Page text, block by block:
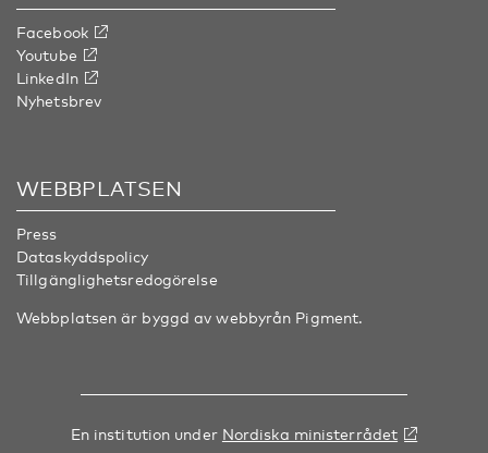
Facebook
Youtube
LinkedIn
Nyhetsbrev
WEBBPLATSEN
Press
Dataskyddspolicy
Tillgänglighetsredogörelse
Webbplatsen är byggd av webbyrån Pigment.
En institution under Nordiska ministerrådet